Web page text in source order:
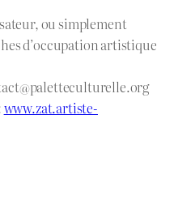
ou simplement
d’occupation artistique
www.zat.artiste-